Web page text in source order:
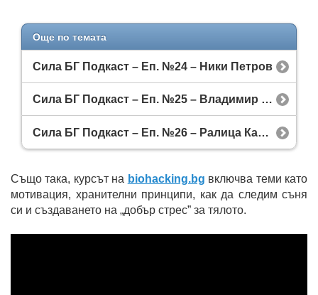
Още по темата
Сила БГ Подкаст – Еп. №24 – Ники Петров
Сила БГ Подкаст – Еп. №25 – Владимир Георгиев
Сила БГ Подкаст – Еп. №26 – Ралица Кашинова
Също така, курсът на biohacking.bg включва теми като
мотивация, хранителни принципи, как да следим съня
си и създаването на „добър стрес” за тялото.